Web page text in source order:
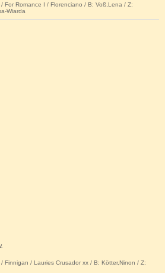
For Romance I / Florenciano / B: Voß,Lena / Z:
Wiarda
Finnigan / Lauries Crusador xx / B: Kötter,Ninon / Z: